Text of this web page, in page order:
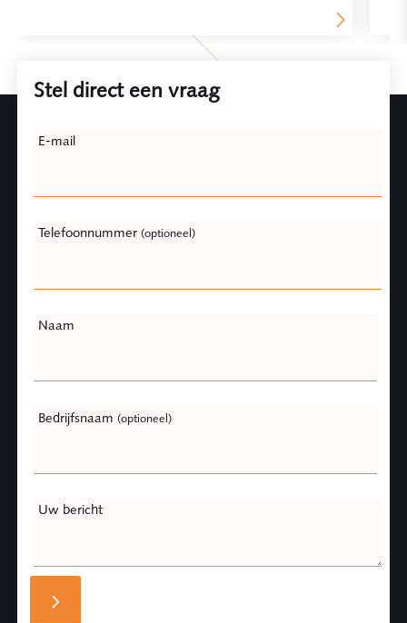
Stel direct een vraag
this
E-mail
Telefoonnummer (optioneel)
Naam
Bedrijfsnaam (optioneel)
Uw bericht